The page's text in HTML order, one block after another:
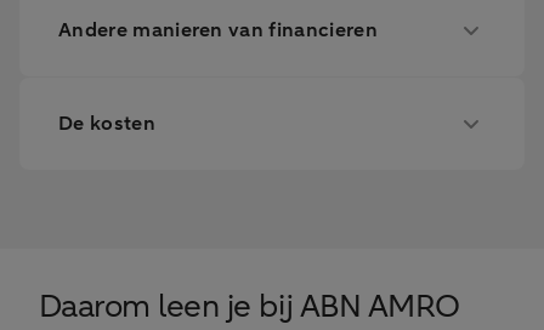
Andere manieren van financieren
De kosten
Daarom leen je bij ABN AMRO